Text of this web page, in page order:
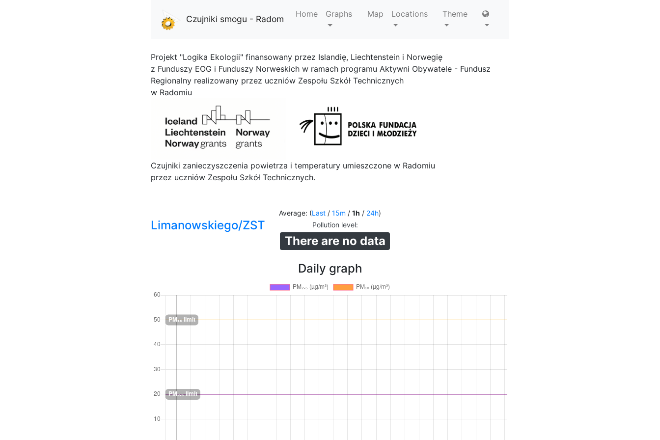
Czujniki smogu - Radom Home Graphs Map Locations Theme
Projekt "Logika Ekologii" finansowany przez Islandię, Liechtenstein i Norwegię
z Funduszy EOG i Funduszy Norweskich w ramach programu Aktywni Obywatele - Fundusz
Regionalny realizowany przez uczniów Zespołu Szkół Technicznych
w Radomiu
Czujniki zanieczyszczenia powietrza i temperatury umieszczone w Radomiu
przez uczniów Zespołu Szkół Technicznych.
Average: (Last / 15m / 1h / 24h)
Limanowskiego/ZST Pollution level:
There are no data
Daily graph